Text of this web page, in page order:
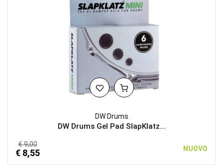
DW Drums
DW Drums Gel Pad SlapKlatz...
€ 9,00
€ 8,55 NUOVO